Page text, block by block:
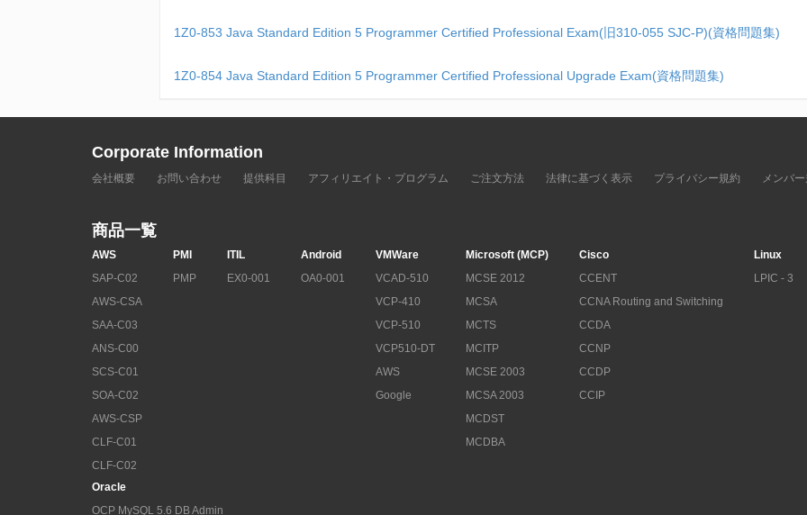
1Z0-853 Java Standard Edition 5 Programmer Certified Professional Exam(旧310-055 SJC-P)(資格問題集)
1Z0-854 Java Standard Edition 5 Programmer Certified Professional Upgrade Exam(資格問題集)
Corporate Information
会社概要 お問い合わせ 提供科目 アフィリエイト・プログラム ご注文方法 法律に基づく表示 プライバシー規約 メンバ
商品一覧
AWS
SAP-C02
AWS-CSA
SAA-C03
ANS-C00
SCS-C01
SOA-C02
AWS-CSP
CLF-C01
CLF-C02
PMI
PMP
ITIL
EX0-001
Android
OA0-001
VMWare
VCAD-510
VCP-410
VCP-510
VCP510-DT
AWS
Google
Microsoft (MCP)
MCSE 2012
MCSA
MCTS
MCITP
MCSE 2003
MCSA 2003
MCDST
MCDBA
Cisco
CCENT
CCNA Routing and Switching
CCDA
CCNP
CCDP
CCIP
Linux
LPIC - 3
Oracle
OCP MySQL 5.6 DB Admin